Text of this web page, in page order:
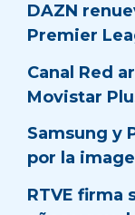
DAZN
Premier
Canal Red
Movistar
Samsung y
por la
RTVE firma